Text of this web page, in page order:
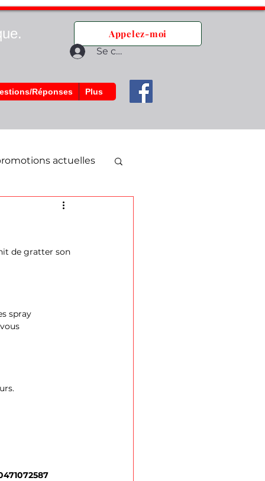
Appelez-moi
Réponses Plus
Se connecter
actuelles
de gratter son
spray